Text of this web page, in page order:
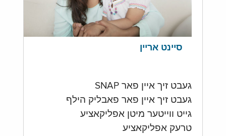
סיינט אריין
געבט זיך איין פאר SNAP
געבט זיך איין פאר פאבליק הילף
גייט ווייטער מיטן אפליקאציע
טרעק אפליקאציע